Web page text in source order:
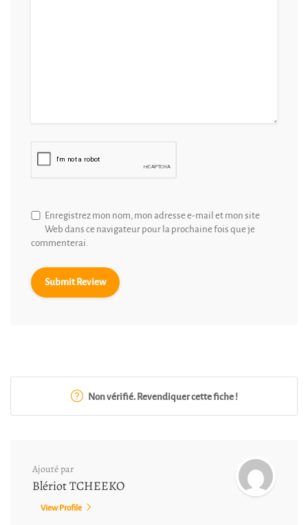
Enregistrez mon nom, mon adresse e-mail et mon site
Web dans ce navigateur pour la prochaine fois que je
commenterai.
Non vérifié. Revendiquer cette fiche !
Ajouté par
Blériot TCHEEKO
View Profile